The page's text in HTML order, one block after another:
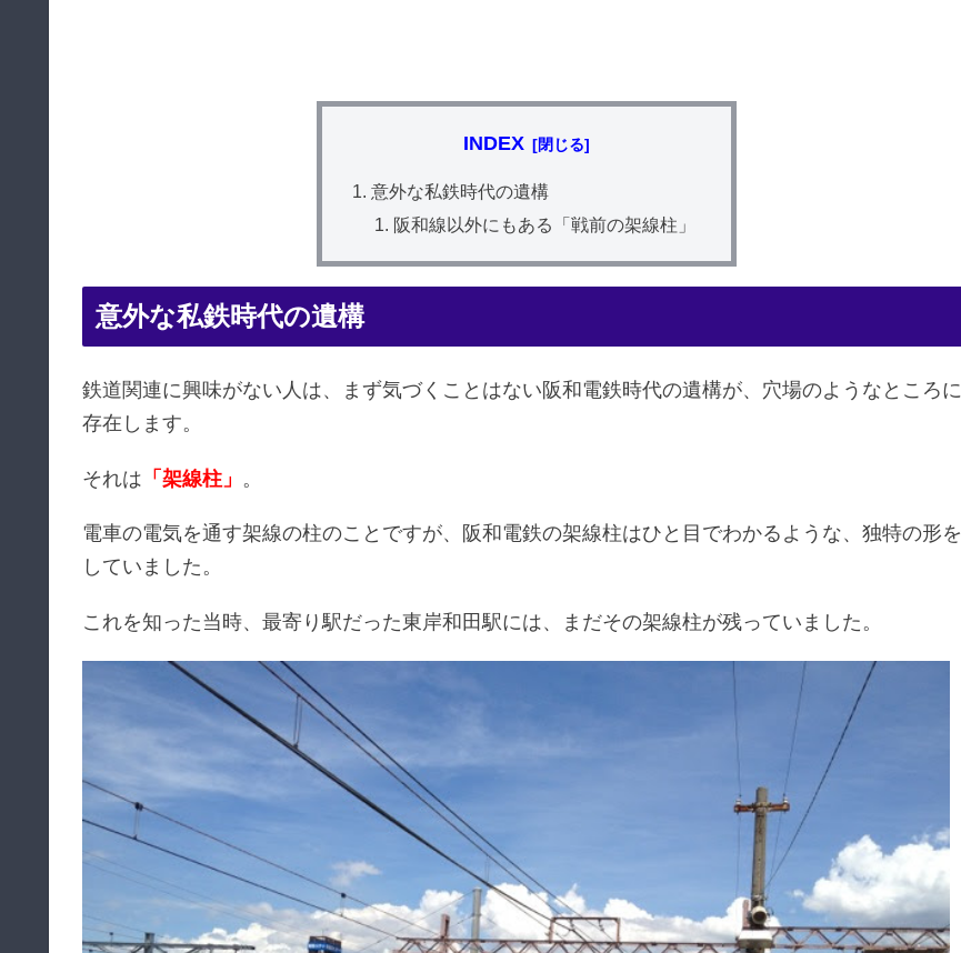
INDEX
意外な私鉄時代の遺構
阪和線以外にもある「戦前の架線柱」
意外な私鉄時代の遺構
鉄道関連に興味がない人は、まず気づくことはない阪和電鉄時代の遺構が、穴場のようなところに
存在します。
それは 「架線柱」 。
電車の電気を通す架線の柱のことですが、阪和電鉄の架線柱はひと目でわかるような、独特の形を
していました。
これを知った当時、最寄り駅だった東岸和田駅には、まだその架線柱が残っていました。